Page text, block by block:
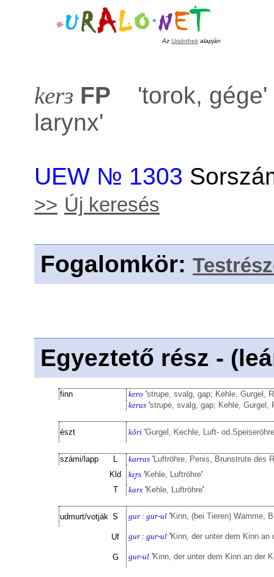
Az Uralothek alapján
kerɜ FP 'torok, gége
larynx'
UEW № 1303
>> Új keresés
Fogalomkör:
Egyeztető rész -
finn kero 'strupe, svalg, gap; Kehle, Gurgel,
kerus 'strupe, svalg, gap; Kehle, Gurgel,
észt kõri 'Gurgel, Kechle, Luft- od.Speiseröhre
számi/lapp L karras 'Luftröhre, Penis, Brunstrute des
Kld
kɛ̮rs 'Kehle, Luftröhre'
T
kars 'Kehle, Luftröhre'
udmurt/votják S gur : gur-ul 'Kinn, (bei Tieren) Wamme,
Uf gur : gur-ul 'Kinn, der unter dem Kinn
G gur-ul 'Kinn, der unter dem Kinn an der